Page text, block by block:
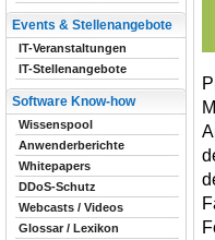
Events & Stellenangebote
IT-Veranstaltungen
IT-Stellenangebote
Software Know-how
Wissenspool
Anwenderberichte
Whitepapers
DDoS-Schutz
Webcasts / Videos
Glossar / Lexikon